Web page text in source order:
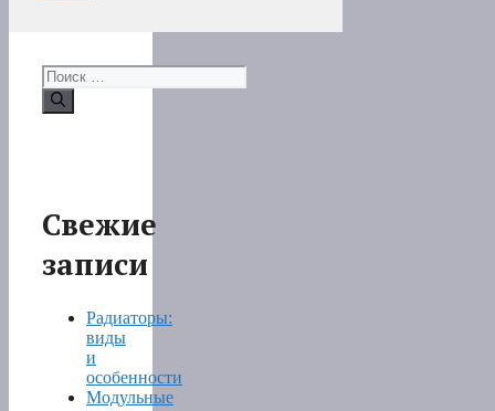
Поиск:
Свежие
записи
Радиаторы:
виды
и
особенности
Модульные